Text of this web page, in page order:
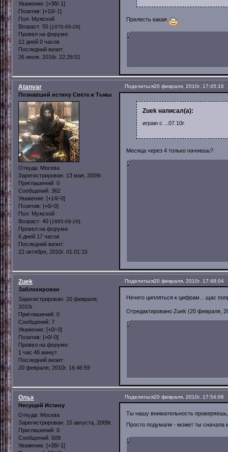
Уважение: [+38/-1]
Позитив: [+10/-1]
Пол: Мужской
Возраст: 55 [1970-09-28]
Провел на форуме:
12 дней 0 часов
Последний визит:
26 июля, 2016г. 22:26:51
Прелесть какая
0
Поделиться20 февраля, 2010г. 17:45:16
Atanvar
Познавший истину Света и Тьмы
Откуда: Москва
Зарегистрирован: 13 мая, 2009г.
Приглашений: 0
Сообщений: 362
Уважение: [+14/-0]
Позитив: [+6/-0]
Пол: Мужской
Возраст: 40 [1985-09-29]
Провел на форуме:
6 дней 17 часов
Последний визит:
22 октября, 2010г. 01:01:15
Zuek написал(а):
играю с ...07.10г.
Месяца через 4 только начнешь?
0
Поделиться20 февраля, 2010г. 17:48:04
Zuek
Заблокирован
Зарегистрирован: 20 февраля,
2010г.
Приглашений: 0
Сообщений: 7
Уважение: [+0/-0]
Позитив: [+0/-0]
Провел на форуме:
1 час 48 минут
Последний визит:
20 февраля, 2010г. 16:46:59
Нечего ципляться к цифрам... щас
Отредактировано Zuek (20 февраля,
0
Поделиться20 февраля, 2010г. 17:54:06
Ольх
Несущий Истину
Откуда: Москва
Зарегистрирован: 15 августа, 2009г.
Приглашений: 0
Сообщений: 509
Уважение: [+38/-1]
Ты нашу внимательность
Просто подумали - может ты
0